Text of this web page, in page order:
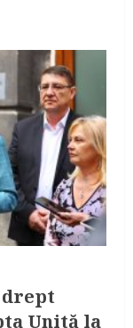
drept
Unită la